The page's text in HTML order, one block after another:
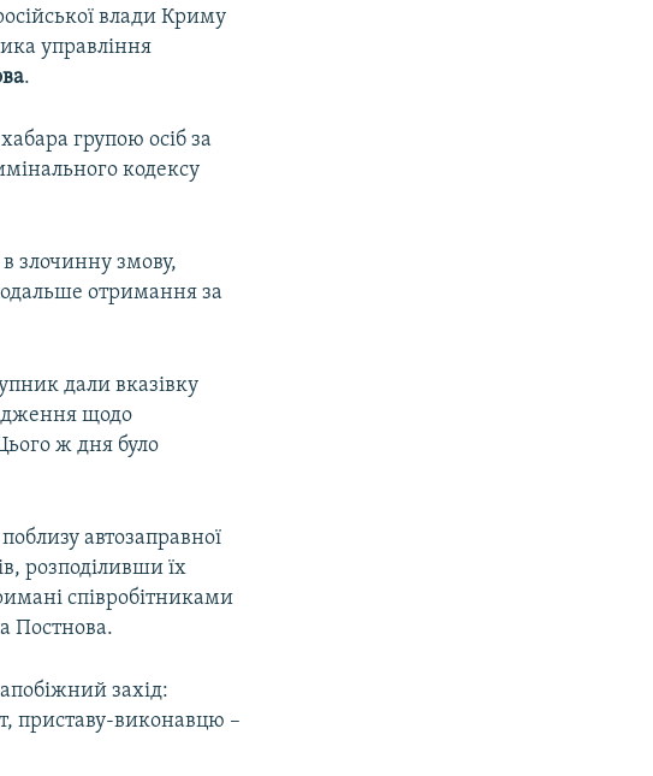
влади Криму
управління
.
групою осіб за
кодексу
злочинну змову,
отримання за
дали вказівку
щодо
ж дня було
автозаправної
розподіливши їх
співробітниками
Постнова.
захід:
приставу-виконавцю –